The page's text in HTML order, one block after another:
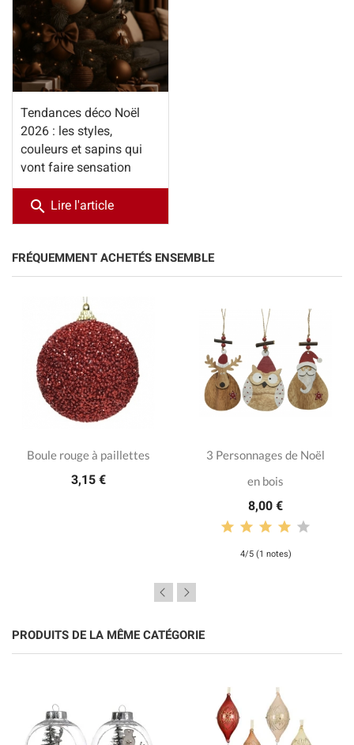
Tendances déco Noël
2026 : les styles,
couleurs et sapins qui
vont faire sensation
search Lire l'article
FRÉQUEMMENT ACHETÉS ENSEMBLE
Boule rouge à paillettes
3,15 €
3 Personnages de Noël
en bois
8,00 €
4/5 (1 notes)
PRODUITS DE LA MÊME CATÉGORIE